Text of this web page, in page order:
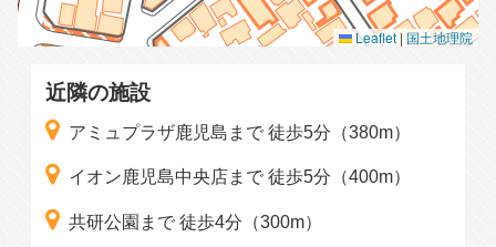
Leaflet | 国土地理院
近隣の施設
アミュプラザ鹿児島まで 徒歩5分（380m）
イオン鹿児島中央店まで 徒歩5分（400m）
共研公園まで 徒歩4分（300m）